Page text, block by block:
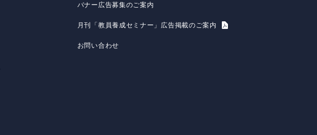
バナー広告募集のご案内
月刊「教員養成セミナー」広告掲載のご案内
お問い合わせ